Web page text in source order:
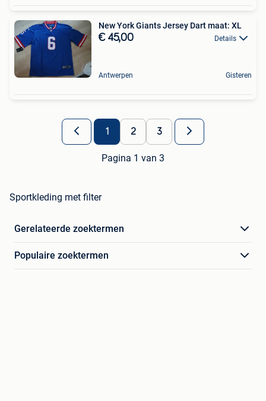
New York Giants Jersey Dart maat: XL
€ 45,00 Details
Antwerpen Gisteren
1 2 3
Pagina 1 van 3
Sportkleding met filter
Gerelateerde zoektermen
Populaire zoektermen